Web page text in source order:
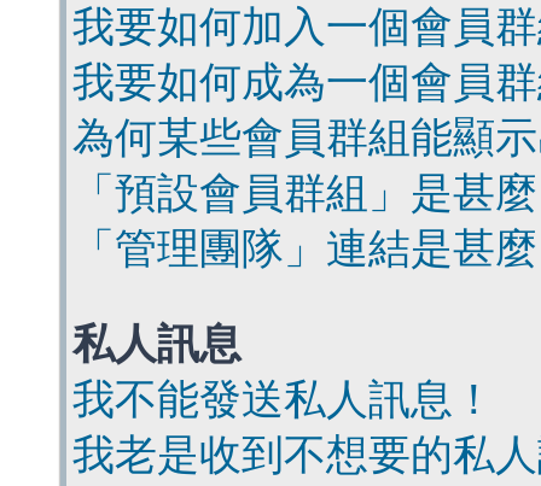
我要如何加入一個會員
我要如何成為一個會員
為何某些會員群組能顯
「預設會員群組」是甚
「管理團隊」連結是甚
私人訊息
我不能發送私人訊息！
我老是收到不想要的私